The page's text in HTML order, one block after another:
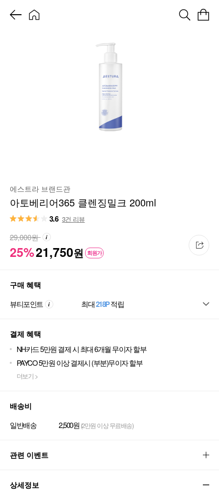
에스트라 브랜드관
아토베리어365 클렌징밀크 200ml
3.6 3건 리뷰
25%21,750원 회원가
29,000원
구매 혜택
뷰티포인트 최대218P적립
결제 혜택
NH카드 5만원 결제 시 최대 6개월 무이자 할부
PAYCO 5만원 이상 결제시 (부분)무이자 할부
더보기 >
배송비
일반배송 2,500원 (2만원 이상 무료배송)
관련 이벤트
상세정보